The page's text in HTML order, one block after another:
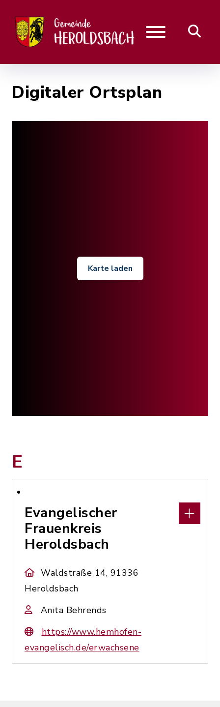
Digitaler Ortsplan
Karte laden
E
Evangelischer
Frauenkreis
Heroldsbach
Waldstraße 14, 91336
Heroldsbach
Anita Behrends
https://www.hemhofen-
evangelisch.de/erwachsene